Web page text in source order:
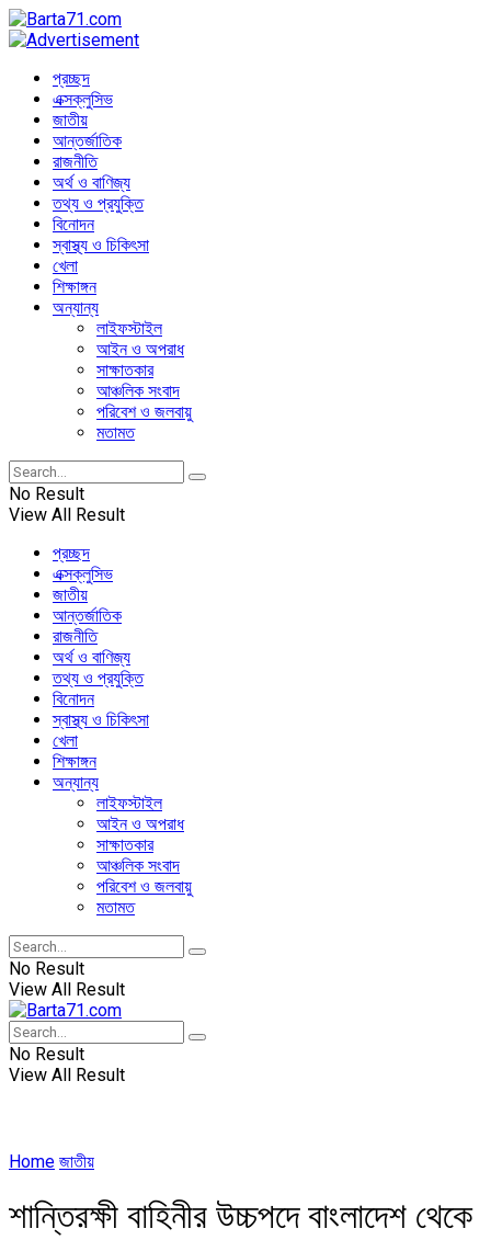
প্রচ্ছদ
এক্সক্লুসিভ
জাতীয়
আন্তর্জাতিক
রাজনীতি
অর্থ ও বাণিজ্য
তথ্য ও প্রযুক্তি
বিনোদন
স্বাস্থ্য ও চিকিৎসা
খেলা
শিক্ষাঙ্গন
অন্যান্য
লাইফস্টাইল
আইন ও অপরাধ
সাক্ষাতকার
আঞ্চলিক সংবাদ
পরিবেশ ও জলবায়ু
মতামত
No Result
View All Result
প্রচ্ছদ
এক্সক্লুসিভ
জাতীয়
আন্তর্জাতিক
রাজনীতি
অর্থ ও বাণিজ্য
তথ্য ও প্রযুক্তি
বিনোদন
স্বাস্থ্য ও চিকিৎসা
খেলা
শিক্ষাঙ্গন
অন্যান্য
লাইফস্টাইল
আইন ও অপরাধ
সাক্ষাতকার
আঞ্চলিক সংবাদ
পরিবেশ ও জলবায়ু
মতামত
No Result
View All Result
No Result
View All Result
Home জাতীয়
শান্তিরক্ষী বাহিনীর উচ্চপদে বাংলাদেশ থেকে